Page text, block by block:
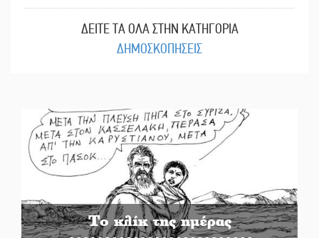
ΔΕΙΤΕ ΤΑ ΟΛΑ ΣΤΗΝ ΚΑΤΗΓΟΡΙΑ
ΔΗΜΟΣΚΟΠΗΣΕΙΣ
Το κλίκ της ημέρας